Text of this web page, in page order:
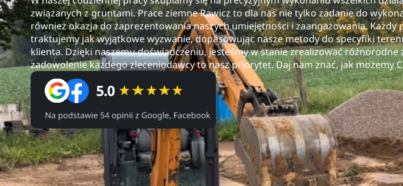
związanych z gruntami. Prace ziemne Rawicz to dla nas nie tylko zadanie do
również okazja do zaprezentowania naszych umiejętności i zaangażowania. Każdy
traktujemy jak wyjątkowe wyzwanie, dopasowując nasze metody do specyfiki
klienta. Dzięki naszemu doświadczeniu, jesteśmy w stanie zrealizować różnorodne
zadowolenie każdego zleceniodawcy to nasz priorytet. Daj nam znać, jak możemy